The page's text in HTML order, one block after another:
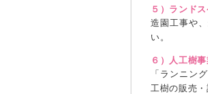
５）ランド
造園工事や
い。
６）人工樹
「ランニン
工樹の販売・